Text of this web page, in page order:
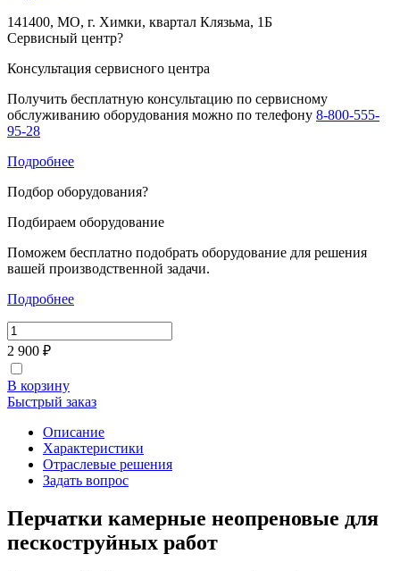
141400, МО, г. Химки, квартал Клязьма, 1Б
Сервисный центр?
Консультация сервисного центра
Получить бесплатную консультацию по сервисному
обслуживанию оборудования можно по телефону 8-800-555-
95-28
Подробнее
Подбор оборудования?
Подбираем оборудование
Поможем бесплатно подобрать оборудование для решения
вашей производственной задачи.
Подробнее
2 900 ₽
В корзину
Быстрый заказ
Описание
Характеристики
Отраслевые решения
Задать вопрос
Перчатки камерные неопреновые для
пескоструйных работ